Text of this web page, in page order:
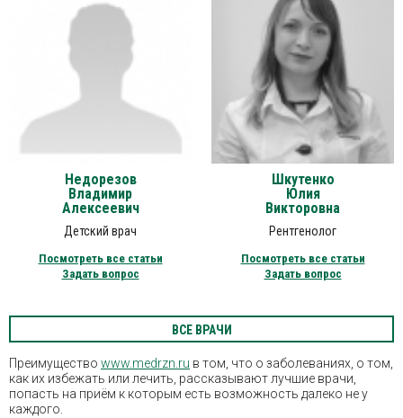
Недорезов
Владимир
Алексеевич
Детский врач
Посмотреть все статьи
Задать вопрос
Шкутенко
Юлия
Викторовна
Рентгенолог
Посмотреть все статьи
Задать вопрос
ВСЕ ВРАЧИ
Преимущество www.medrzn.ru в том, что о заболеваниях, о том,
как их избежать или лечить, рассказывают лучшие врачи,
попасть на приём к которым есть возможность далеко не у
каждого.